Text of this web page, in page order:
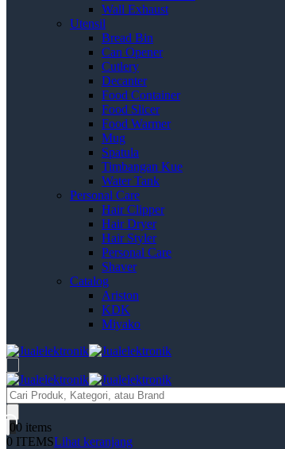
Wall Exhaust
Utensil
Bread Bin
Can Opener
Cutlery
Decanter
Food Container
Food Slicer
Food Warmer
Mug
Spatula
Timbangan Kue
Water Tank
Personal Care
Hair Clipper
Hair Dryer
Hair Styler
Personal Care
Shaver
Catalog
Ariston
KDK
Miyako
Products
search
00 items
0 ITEMSLihat keranjang